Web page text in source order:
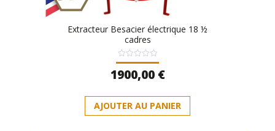
Extracteur Besacier électrique 18 ½
cadres
Note
0
sur
1900,00 €
AJOUTER AU PANIER